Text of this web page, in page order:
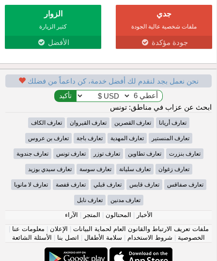
جدي
ملفات شخصية عالية الجودة
جودة مؤكدة
الزوار
كثير الزيارة
الأفضل
نحن نعمل بجد لنقدم لك أفضل خدمة، كن داعماً من فضلك
ابحث عن عزاب في مناطق: تونس
تعارف أريانا تعارف القصرين تعارف القيروان تعارف الكاف
تعارف المنستير تعارف المهدية تعارف باجة تعارف بن عروس
تعارف بنزرت تعارف تطاوين تعارف توزر تعارف تونس تعارف جندوبة
تعارف زغوان تعارف سليانة تعارف سوسة تعارف سيدي بوزيد
تعارف صفاقس تعارف قابس تعارف قبلي تعارف قفصة تعارف لا مانوبا
تعارف مدنين تعارف نابل
الأخبار | المحتالون | المتجر | الآراء
ملفات تعريف الارتباط والقانون العام لحماية البيانات | الإعلان | معلومات عنا |
الخصوصية | شروط الاستخدام | سلامة الأطفال | اتصل بنا | الأسئلة الشائعة